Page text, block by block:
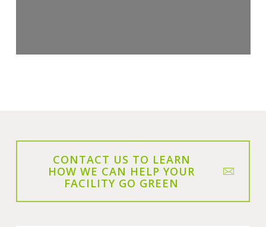
CONTACT US TO LEARN
HOW WE CAN HELP YOUR
FACILITY GO GREEN